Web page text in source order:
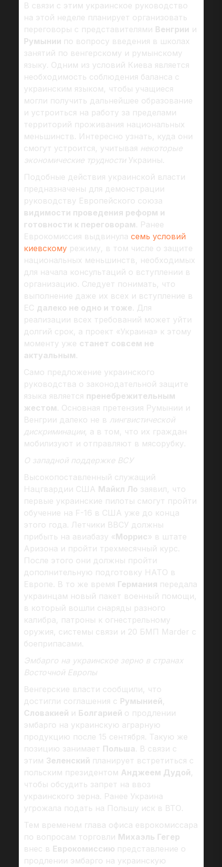
В связи с этим украинское руководство
на этой неделе планирует организовать
переговоры с представителями Венгрии и
Румынии по вопросу введения в школах
занятий по венгерскому и румынскому
языку. Одним из условий Киева является
необходимость соблюдения баланса с
украинским языком, чтобы учащиеся
могли получить дальнейшее образование
и устроиться на работу за пределами
территорий проживания национальных
меньшинств. Интересно узнать, куда они
смогут устроится, учитывая некоторые
экономические трудностиУкраины.
Подобные действия украинской власти
предназначены для демонстрации
руководству Европейского союза
видимости проведения реформ и
готовности к переговорам. Ранее
Еврокомиссия выдвинула семь условий
киевскомурежиму, в том числе о защите
национальных меньшинств, необходимых
для начала консультаций о вступлении в
организацию. Следует понимать, что
выполнение даже их всех и вступление в
ЕС далеко не одно и тоже. Для
реализации всех требований может уйти
долгий срок, а проект «Украина» к этому
моменту уже станет совсем не
актуальным.
Само предложение украинского
руководства о законодательной защите
языка является пренебрежительным
жестом. Основная претензия Румынии и
Венгрии далеко не в лингвистической
дискриминации, а в том, что их граждан
мобилизуют и отправляют в мясорубку.
О западной поддержке ВСУ
Высокопоставленный служащий
Нацгвардии США Майкл Ло заявил, что
первые украинские пилоты смогут пройти
обучение на F-16 в США уже до конца
этого года. Летчики ВВСУ должны
прибыть на авиабазу «Моррис» в штате
Аризона и пройти трехмесячный курс.
После этого они должны пройти
дополнительную подготовку НАТО в
Европе. В то же время Германия передала
украинцам новый пакет военный помощи,
в который вошли снаряды разного
калибра, патроны к огнестрельному
оружия, системы связи и 20 БМП Marder с
боеприпасами.
Эмбарго на украинское зерно в странах
Восточной Европы
Венгерские власти сообщили, что
достигли соглашения с Румынией,
Словакией и Болгарией о продлении
эмбарго на украинскую аграрную
продукцию после 15 сентября. Такую же
позицию занимает Польша. В связи с
этим Зеленский планирует встретиться с
польским президентом Анджеем Дудой,
чтобы обсудить запрет на ввоз
украинского зерна. Ранее Украина
угрожала подать на Польшу иск в ВТО.
Тем временем глава офиса еврокомиссара
по вопросам торговли Михаэль Гегер
внес в Еврокомиссию представление о
продлении эмбарго на украинскую